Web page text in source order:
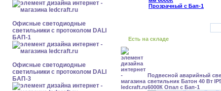
Офисные светодиодные
светильники с протоколом DALI
БАП-1
Офисные светодиодные
светильники с протоколом DALI
БАП-3
Есть на складе
Подвесной аварийный
светильник Батон 40 Вт
6000К Опал с Бап-1